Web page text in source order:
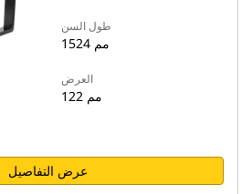
طول السن
1524 مم
العرض
122 مم
عرض التفاصيل